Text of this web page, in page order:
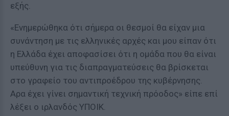
εξής.
«Ενημερώθηκα ότι σήμερα οι θεσμοί θα είχαν μια
συνάντηση με τις ελληνικές αρχές και μου είπαν ότι
η Ελλάδα έχει αποφασίσει ότι η ομάδα που θα είναι
υπεύθυνη για τις διαπραγματεύσεις θα βρίσκεται
στο γραφείο του αντιπροέδρου της κυβέρνησης.
Αρα έχει γίνει σημαντική τεχνική πρόοδος» είπε επί
λέξει ο ιρλανδός ΥΠΟΙΚ.